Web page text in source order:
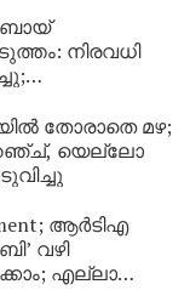
നിരവധി
തോരാതെ മഴ;
യെല്ലോ
ആർടിഎ
വഴി
എല്ലാ